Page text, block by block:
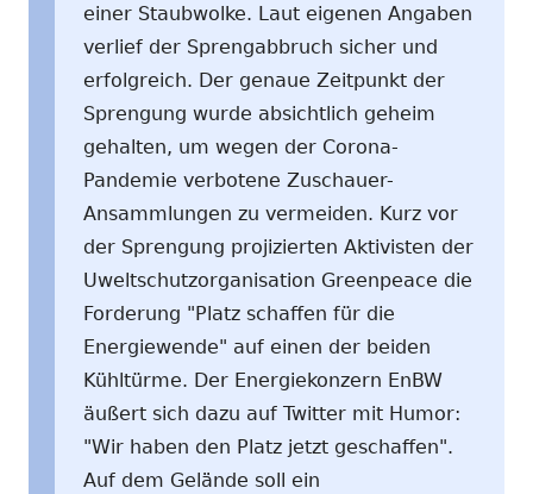
einer Staubwolke. Laut eigenen Angaben
verlief der Sprengabbruch sicher und
erfolgreich. Der genaue Zeitpunkt der
Sprengung wurde absichtlich geheim
gehalten, um wegen der Corona-
Pandemie verbotene Zuschauer-
Ansammlungen zu vermeiden. Kurz vor
der Sprengung projizierten Aktivisten der
Uweltschutzorganisation Greenpeace die
Forderung "Platz schaffen für die
Energiewende" auf einen der beiden
Kühltürme. Der Energiekonzern EnBW
äußert sich dazu auf Twitter mit Humor:
"Wir haben den Platz jetzt geschaffen".
Auf dem Gelände soll ein